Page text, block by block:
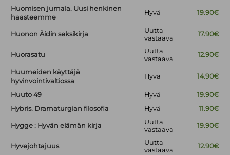
Huomisen jumala. Uusi henkinen
haasteemme
Hyvä 19.90€
Huonon Äidin seksikirja
Uutta
vastaava
17.90€
Huorasatu
Uutta
vastaava
12.90€
Huumeiden käyttäjä
hyvinvointivaltiossa
Hyvä 14.90€
Huuto 49 Hyvä
19.90€
Hybris. Dramaturgian filosofia
Hyvä 11.90€
Hygge : Hyvän elämän kirja
Uutta
vastaava
19.90€
Hyvejohtajuus
Uutta
vastaava
12.90€